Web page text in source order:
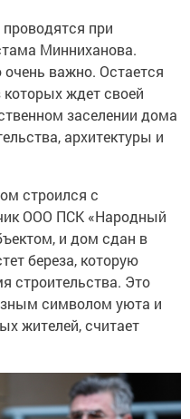
при
Минниханова.
важно. Остается
ждет своей
заселении дома
архитектуры и
строился с
ООО ПСК «Народный
и дом сдан в
береза, которую
строительства. Это
символом уюта и
жителей, считает